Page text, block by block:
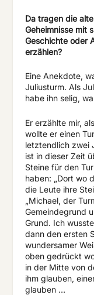
Da tragen die
Geheimnisse mit
Geschichte oder
erzählen?
Eine Anekdote,
Juliusturm. Als
habe ihn selig,
Er erzählte mir,
wollte er einen
letztendlich zwei
ist in dieser Zeit
Steine für den
haben: „Dort wo
die Leute ihre
„Michael, der
Gemeindegrund
Grund. Ich
dann den ersten
wundersamer
oben gedrückt
in der Mitte von
ihm glauben,
glauben …